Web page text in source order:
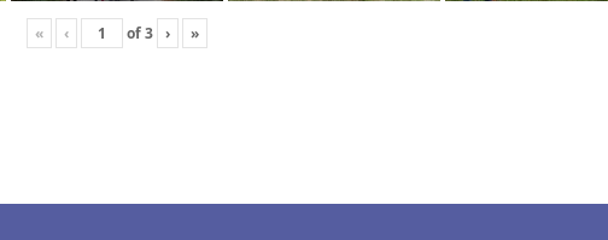
« ‹ of3 › »